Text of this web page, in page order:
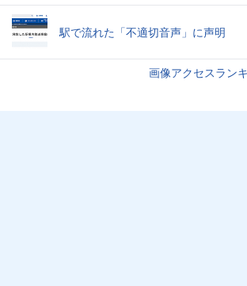
駅で流れた「不適切音声」に声明
画像アクセスラン